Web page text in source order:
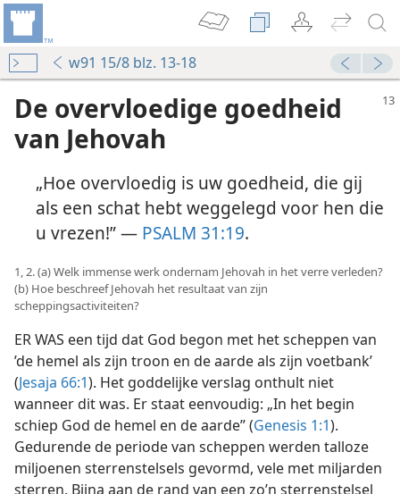
w91 15/8 blz. 13-18
De overvloedige goedheid
van Jehovah
„Hoe overvloedig is uw goedheid, die gij
als een schat hebt weggelegd voor hen die
u vrezen!” — PSALM 31:19.
1, 2. (a) Welk immense werk ondernam Jehovah in het verre verleden?
(b) Hoe beschreef Jehovah het resultaat van zijn
scheppingsactiviteiten?
ER WAS een tijd dat God begon met het scheppen van
’de hemel als zijn troon en de aarde als zijn voetbank’
(Jesaja 66:1). Het goddelijke verslag onthult niet
wanneer dit was. Er staat eenvoudig: „In het begin
schiep God de hemel en de aarde” (Genesis 1:1).
Gedurende de periode van scheppen werden talloze
miljoenen sterrenstelsels gevormd, vele met miljarden
sterren. Bijna aan de rand van een zo’n sterrenstelsel